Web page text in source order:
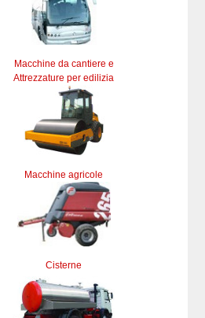
Macchine da cantiere e
Attrezzature per edilizia
Macchine agricole
Cisterne